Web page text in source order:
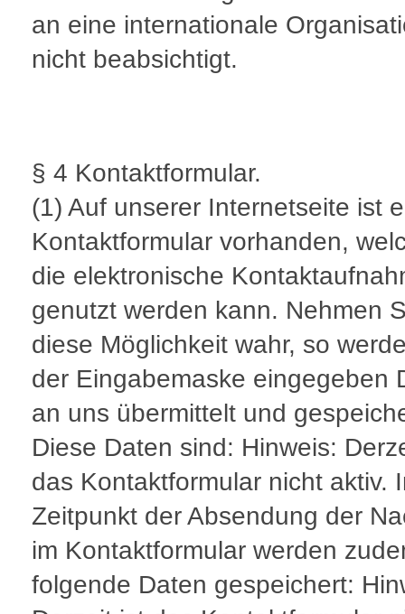
an eine internationale
nicht beabsichtigt.
§ 4 Kontaktformular.
(1) Auf unserer Internetseite ist
Kontaktformular vorhanden,
die elektronische
genutzt werden kann. Nehmen
diese Möglichkeit wahr, so
der Eingabemaske eingegeben
an uns übermittelt und
Diese Daten sind: Hinweis:
das Kontaktformular nicht aktiv.
Zeitpunkt der Absendung der
im Kontaktformular werden
folgende Daten gespeichert: